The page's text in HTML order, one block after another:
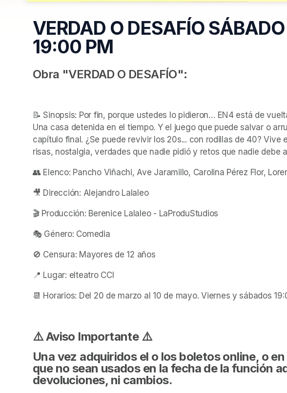
VERDAD O DESAFÍO
19:00 PM
Obra "VERDAD O DESAFÍO":
📝 Sinopsis: Por fin, porque ustedes lo pidieron… EN4 está de
Una casa detenida en el tiempo. Y el juego que puede salvar o
capítulo final. ¿Se puede revivir los 20s... con rodillas de 40? Vive
risas, nostalgia, verdades que nadie pidió y retos que nadie debe
👥 Elenco: Pancho Viñachi, Ave Jaramillo, Carolina Pérez Flor,
🎥 Dirección: Alejandro Lalaleo
🎬 Producción: Berenice Lalaleo - LaProduStudios
🎭 Género: Comedia
🚫 Censura: Mayores de 12 años
📍 Lugar: elteatro CCI
📆 Horarios: Del 20 de marzo al 10 de mayo. Viernes y sábados
⚠️ Aviso Importante ⚠️
Una vez adquiridos el o los boletos online, o
que no sean usados en la fecha de la función
devoluciones, ni cambios.